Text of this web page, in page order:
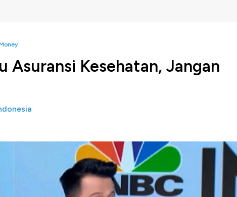
Asuransi Kesehatan, Jangan
membuka peluang kerja sama BPJS Kesehatan dengan
top up peningkatan layanan Kelas Rawat Inap Standar (KRIS).
Ayyi Achmad Hidayah menuturkan sebenarnya pemerintah ingin